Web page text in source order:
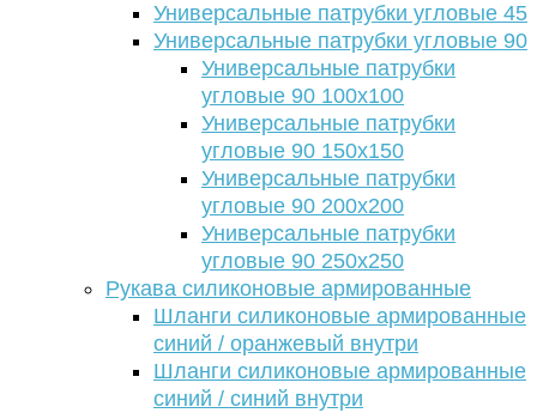
Универсальные патрубки угловые 45
Универсальные патрубки угловые 90
Универсальные патрубки
угловые 90 100х100
Универсальные патрубки
угловые 90 150х150
Универсальные патрубки
угловые 90 200х200
Универсальные патрубки
угловые 90 250х250
Рукава силиконовые армированные
Шланги силиконовые армированные
синий / оранжевый внутри
Шланги силиконовые армированные
синий / синий внутри